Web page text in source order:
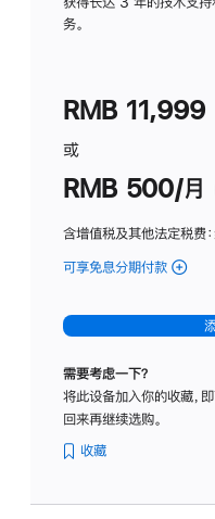
务。
RMB 11,999
或
RMB 500/月
含增值税及其他法定税费
可享免息分期付款 (Studio
-
标
璃
需要考虑一下？
将此设备加入你的收藏，
回来再继续选购。
收藏